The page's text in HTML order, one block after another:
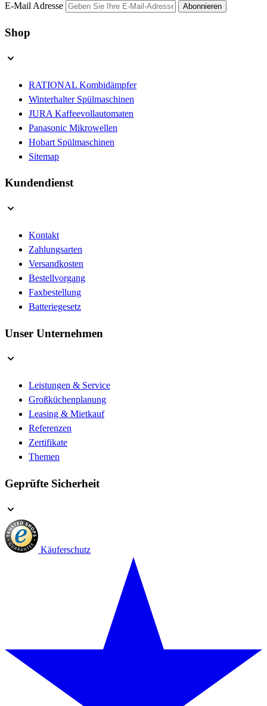
E-Mail Adresse Abonnieren
Shop
RATIONAL Kombidämpfer
Winterhalter Spülmaschinen
JURA Kaffeevollautomaten
Panasonic Mikrowellen
Hobart Spülmaschinen
Sitemap
Kundendienst
Kontakt
Zahlungsarten
Versandkosten
Bestellvorgang
Faxbestellung
Batteriegesetz
Unser Unternehmen
Leistungen & Service
Großküchenplanung
Leasing & Mietkauf
Referenzen
Zertifikate
Themen
Geprüfte Sicherheit
Käuferschutz